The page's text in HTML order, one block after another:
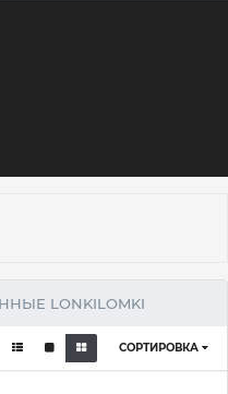
LONKILOMKI
СОРТИРОВКА